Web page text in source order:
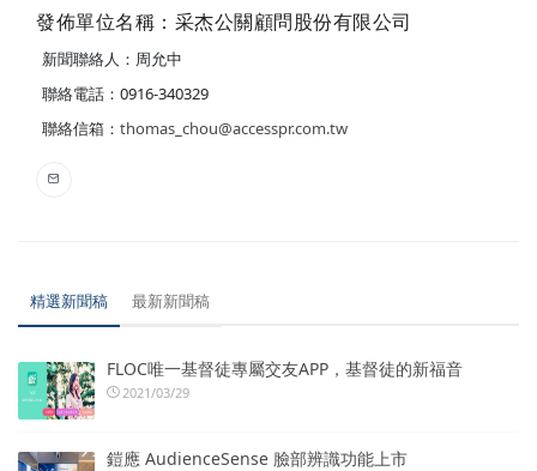
發佈單位名稱：采杰公關顧問股份有限公司
新聞聯絡人：周允中
聯絡電話：0916-340329
聯絡信箱： thomas_chou@accesspr.com.tw
精選新聞稿 最新新聞稿
FLOC唯一基督徒專屬交友APP，基督徒的新福音
2021/03/29
鎧應 AudienceSense 臉部辨識功能上市